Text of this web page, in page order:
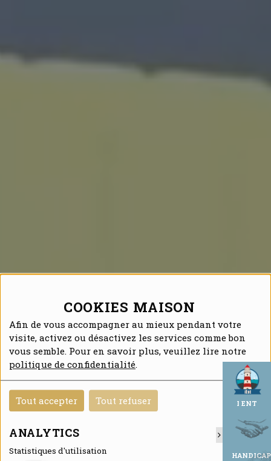
COOKIES MAISON
Afin de vous accompagner au mieux pendant votre
visite, activez ou désactivez les services comme bon
vous semble. Pour en savoir plus, veuillez lire notre
politique de confidentialité.
Tout accepter Tout refuser
ANALYTICS
Statistiques d'utilisation
I ENT
HANDICAP